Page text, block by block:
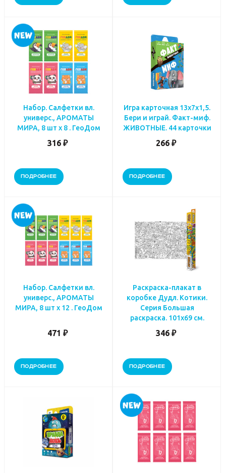
Набор. Салфетки вл.
универс., АРОМАТЫ
МИРА, 8 шт х 8 . ГеоДом
316 ₽
ПОДРОБНЕЕ
Игра карточная 13х7х1,5.
Бери и играй. Факт-миф.
ЖИВОТНЫЕ. 44 карточки
266 ₽
ПОДРОБНЕЕ
Набор. Салфетки вл.
универс., АРОМАТЫ
МИРА, 8 шт х 12 . ГеоДом
471 ₽
ПОДРОБНЕЕ
Раскраска-плакат в
коробке Дудл. Котики.
Серия Большая
раскраска. 101х69 см.
346 ₽
ПОДРОБНЕЕ